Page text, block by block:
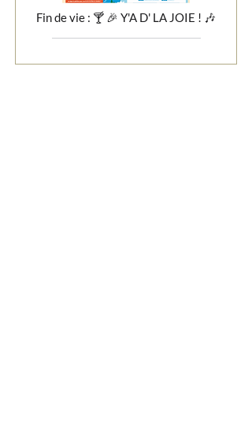
Fin de vie : 🍸 🎉 Y'A D' LA JOIE ! 🎶